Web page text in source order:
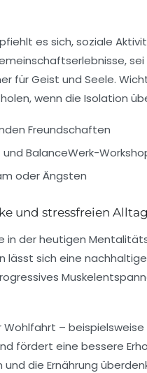
es sich, soziale
für Geist und Seele.
wenn die Isolation
Freundschaften
BalanceWerk-
oder Ängsten
und stressfreien
in der heutigen
sich eine
Wohlfahrt – beispielsweise
fördert eine bessere
die Ernährung